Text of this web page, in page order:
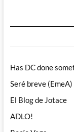
Has DC done
Seré breve (EmeA)
El Blog de Jotace
ADLO!